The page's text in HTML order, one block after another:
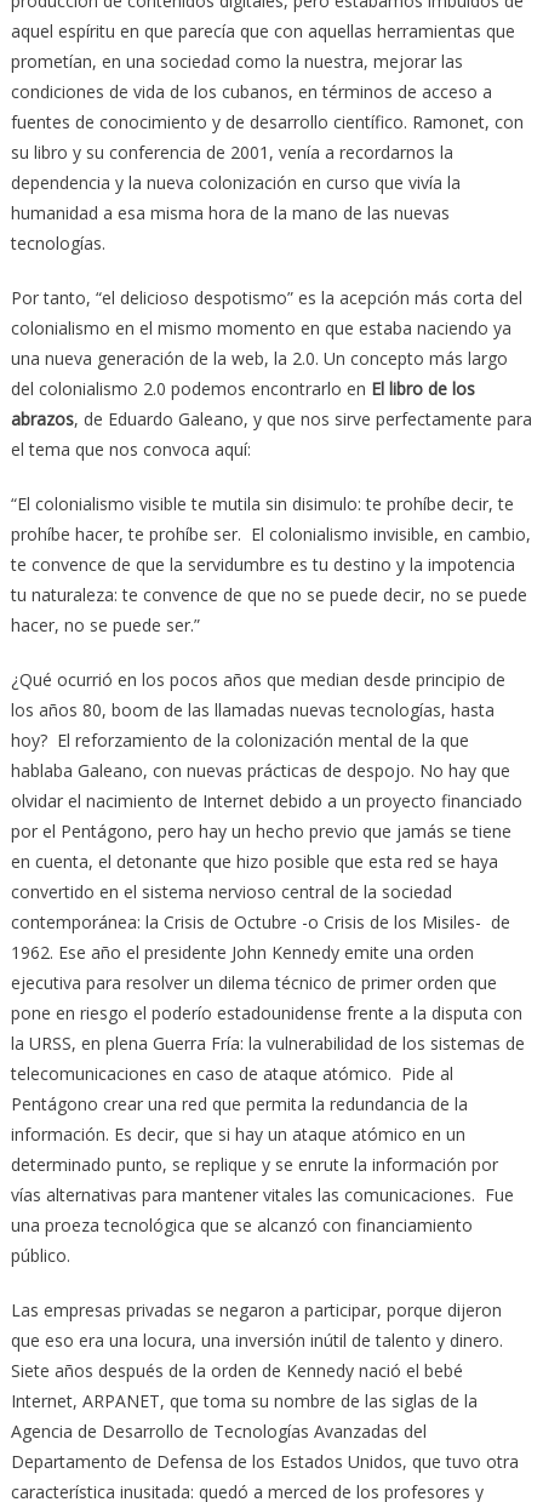
aquel espíritu en que parecía que con aquellas herramientas que
prometían, en una sociedad como la nuestra, mejorar las
condiciones de vida de los cubanos, en términos de acceso a
fuentes de conocimiento y de desarrollo científico. Ramonet, con
su libro y su conferencia de 2001, venía a recordarnos la
dependencia y la nueva colonización en curso que vivía la
humanidad a esa misma hora de la mano de las nuevas
tecnologías.
Por tanto, “el delicioso despotismo” es la acepción más corta del
colonialismo en el mismo momento en que estaba naciendo ya
una nueva generación de la web, la 2.0. Un concepto más largo
del colonialismo 2.0 podemos encontrarlo en El libro de los
abrazos, de Eduardo Galeano, y que nos sirve perfectamente para
el tema que nos convoca aquí:
“El colonialismo visible te mutila sin disimulo: te prohíbe decir, te
prohíbe hacer, te prohíbe ser. El colonialismo invisible, en cambio,
te convence de que la servidumbre es tu destino y la impotencia
tu naturaleza: te convence de que no se puede decir, no se puede
hacer, no se puede ser.”
¿Qué ocurrió en los pocos años que median desde principio de
los años 80, boom de las llamadas nuevas tecnologías, hasta
hoy? El reforzamiento de la colonización mental de la que
hablaba Galeano, con nuevas prácticas de despojo. No hay que
olvidar el nacimiento de Internet debido a un proyecto financiado
por el Pentágono, pero hay un hecho previo que jamás se tiene
en cuenta, el detonante que hizo posible que esta red se haya
convertido en el sistema nervioso central de la sociedad
contemporánea: la Crisis de Octubre -o Crisis de los Misiles- de
1962. Ese año el presidente John Kennedy emite una orden
ejecutiva para resolver un dilema técnico de primer orden que
pone en riesgo el poderío estadounidense frente a la disputa con
la URSS, en plena Guerra Fría: la vulnerabilidad de los sistemas de
telecomunicaciones en caso de ataque atómico. Pide al
Pentágono crear una red que permita la redundancia de la
información. Es decir, que si hay un ataque atómico en un
determinado punto, se replique y se enrute la información por
vías alternativas para mantener vitales las comunicaciones. Fue
una proeza tecnológica que se alcanzó con financiamiento
público.
Las empresas privadas se negaron a participar, porque dijeron
que eso era una locura, una inversión inútil de talento y dinero.
Siete años después de la orden de Kennedy nació el bebé
Internet, ARPANET, que toma su nombre de las siglas de la
Agencia de Desarrollo de Tecnologías Avanzadas del
Departamento de Defensa de los Estados Unidos, que tuvo otra
característica inusitada: quedó a merced de los profesores y